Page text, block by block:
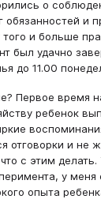
о
обязанностей и
того и больше
был удачно
до 11.00
Первое время
ребенок
отговорки и не
с этим
у меня
опыта